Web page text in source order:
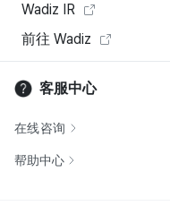
Wadiz IR
前往 Wadiz
客服中心
在线咨询
帮助中心